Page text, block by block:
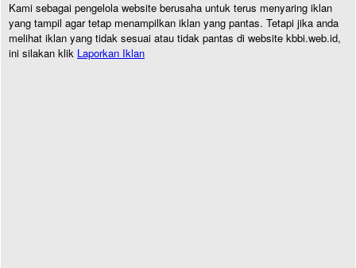
Kami sebagai pengelola website berusaha untuk terus menyaring iklan
yang tampil agar tetap menampilkan iklan yang pantas. Tetapi jika anda
melihat iklan yang tidak sesuai atau tidak pantas di website kbbi.web.id,
ini silakan klik Laporkan Iklan